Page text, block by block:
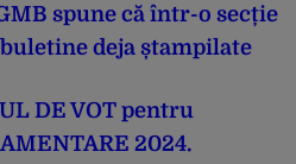
spune că într-o secție
deja ștampilate
DE VOT pentru
2024.